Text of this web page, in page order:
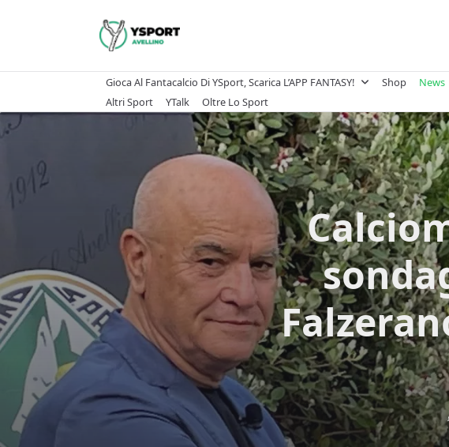
Gioca Al Fantacalcio Di YSport, Scarica L’APP FANTASY! Shop News
Altri Sport
YTalk Oltre Lo Sport